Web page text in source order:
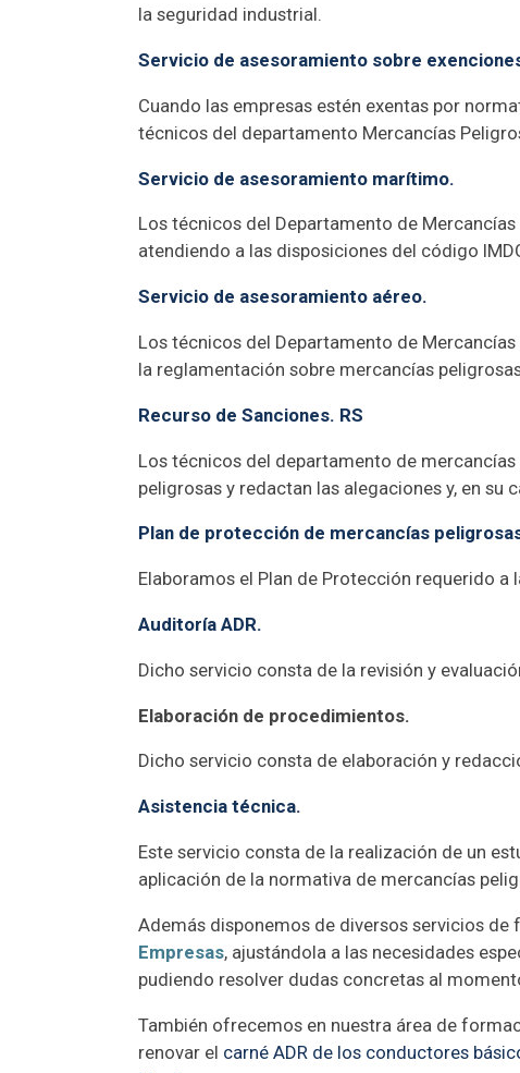
la seguridad industrial.
Servicio de asesoramiento sobre
Cuando las empresas estén exentas por
técnicos del departamento Mercancías
Servicio de asesoramiento marítimo.
Los técnicos del Departamento de
atendiendo a las disposiciones del código
Servicio de asesoramiento aéreo.
Los técnicos del Departamento de
la reglamentación sobre mercancías
Recurso de Sanciones. RS
Los técnicos del departamento de
peligrosas y redactan las alegaciones y, en su
Plan de protección de mercancías
Elaboramos el Plan de Protección requerido a
Auditoría ADR.
Dicho servicio consta de la revisión y
Elaboración de procedimientos.
Dicho servicio consta de elaboración y
Asistencia técnica.
Este servicio consta de la realización de un
aplicación de la normativa de mercancías
Además disponemos de diversos servicios
Empresas, ajustándola a las necesidades
pudiendo resolver dudas concretas al
También ofrecemos en nuestra área de
renovar el carné ADR de los conductores